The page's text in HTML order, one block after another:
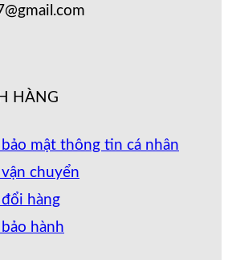
HÀNG
mật thông tin cá nhân
chuyển
hàng
hành